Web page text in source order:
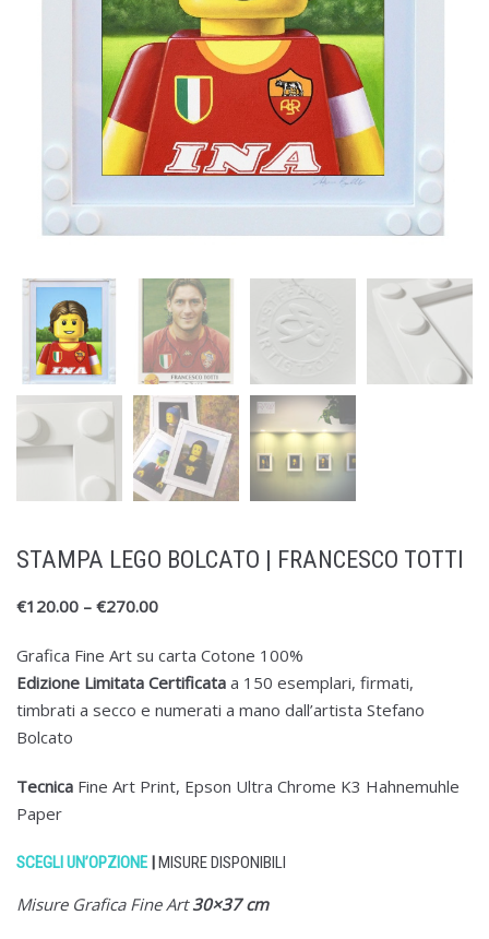
STAMPA LEGO BOLCATO | FRANCESCO TOTTI
€120.00 – €270.00
Grafica Fine Art su carta Cotone 100%
Edizione Limitata Certificata a 150 esemplari, firmati,
timbrati a secco e numerati a mano dall’artista Stefano
Bolcato
Tecnica Fine Art Print, Epson Ultra Chrome K3 Hahnemuhle
Paper
SCEGLI UN’OPZIONE MISURE DISPONIBILI
Misure Grafica Fine Art30×37 cm